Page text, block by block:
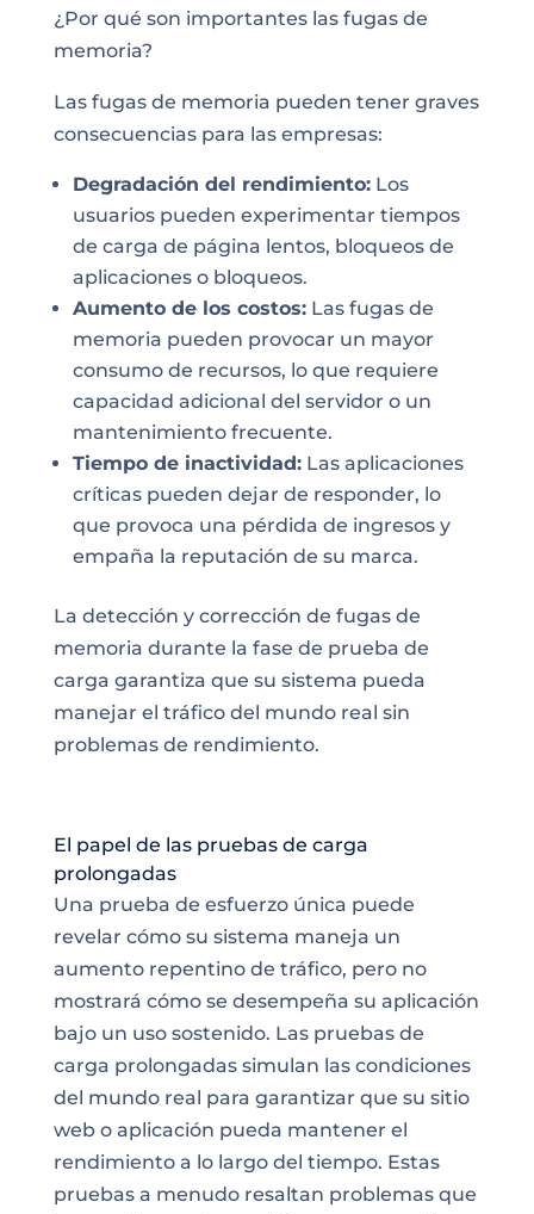
¿Por qué son importantes las fugas de
memoria?
Las fugas de memoria pueden tener graves
consecuencias para las empresas:
Degradación del rendimiento:Los
usuarios pueden experimentar tiempos
de carga de página lentos, bloqueos de
aplicaciones o bloqueos.
Aumento de los costos:Las fugas de
memoria pueden provocar un mayor
consumo de recursos, lo que requiere
capacidad adicional del servidor o un
mantenimiento frecuente.
Tiempo de inactividad:Las aplicaciones
críticas pueden dejar de responder, lo
que provoca una pérdida de ingresos y
empaña la reputación de su marca.
La detección y corrección de fugas de
memoria durante la fase de prueba de
carga garantiza que su sistema pueda
manejar el tráfico del mundo real sin
problemas de rendimiento.
El papel de las pruebas de carga
prolongadas
Una prueba de esfuerzo única puede
revelar cómo su sistema maneja un
aumento repentino de tráfico, pero no
mostrará cómo se desempeña su aplicación
bajo un uso sostenido. Las pruebas de
carga prolongadas simulan las condiciones
del mundo real para garantizar que su sitio
web o aplicación pueda mantener el
rendimiento a lo largo del tiempo. Estas
pruebas a menudo resaltan problemas que